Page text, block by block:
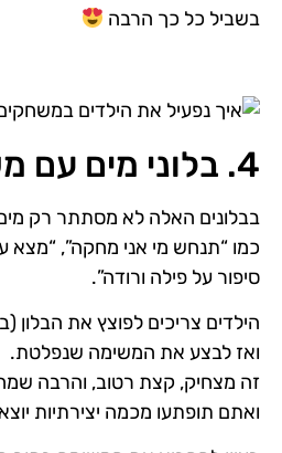
בשביל כל כך הרבה
4. בלוני מים עם משימות
בבלונים האלה לא מסתתר רק
כמו “תנחש מי אני מחקה”, “מצא
סיפור על פילה ורודה”.
הילדים צריכים לפוצץ את הבלון
ואז לבצע את המשימה שנפלטת.
זה מצחיק, קצת רטוב, והרבה
ואתם תופתעו מכמה יצירתיות